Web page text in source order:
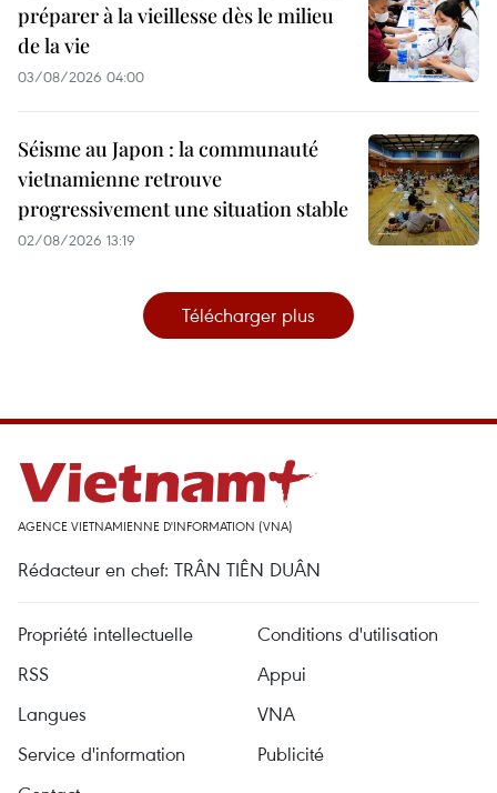
préparer à la vieillesse dès le milieu
de la vie
03/08/2026 04:00
Séisme au Japon : la communauté
vietnamienne retrouve
progressivement une situation stable
02/08/2026 13:19
Télécharger plus
AGENCE VIETNAMIENNE D'INFORMATION (VNA)
Rédacteur en chef: TRÂN TIÊN DUÂN
Propriété intellectuelle
Conditions d'utilisation
RSS
Appui
Langues
VNA
Service d'information
Publicité